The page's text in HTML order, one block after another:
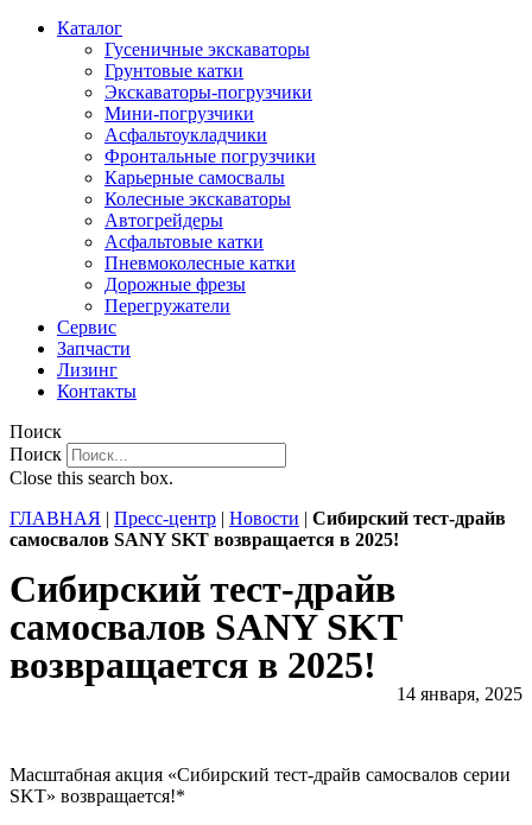
Каталог
Гусеничные экскаваторы
Грунтовые катки
Экскаваторы-погрузчики
Мини-погрузчики
Асфальтоукладчики
Фронтальные погрузчики
Карьерные самосвалы
Колесные экскаваторы
Автогрейдеры
Асфальтовые катки
Пневмоколесные катки
Дорожные фрезы
Перегружатели
Сервис
Запчасти
Лизинг
Контакты
Поиск
Поиск
Close this search box.
ГЛАВНАЯ | Пресс-центр | Новости | Сибирский тест-драйв
самосвалов SANY SKT возвращается в 2025!
Сибирский тест-драйв
самосвалов SANY SKT
возвращается в 2025!
14 января, 2025
Масштабная акция «Сибирский тест-драйв самосвалов серии
SKT» возвращается!*